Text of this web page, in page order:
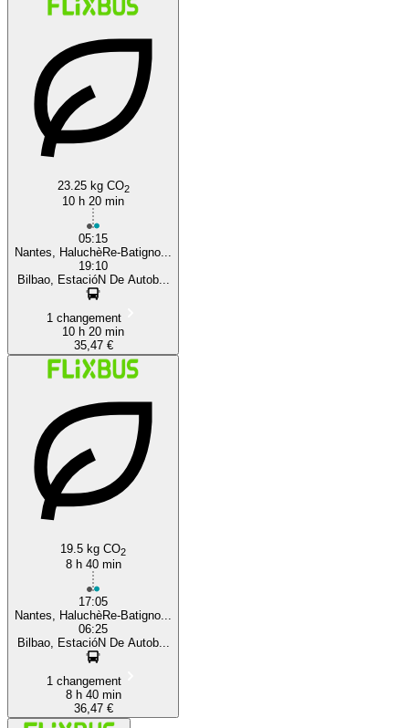
23.25 kg CO2
10 h 20 min
05:15
Nantes, HaluchèRe-Batigno...
19:10
Bilbao, EstacióN De Autob...
1 changement
10 h 20 min
35,47 €
19.5 kg CO2
8 h 40 min
17:05
Nantes, HaluchèRe-Batigno...
06:25
Bilbao, EstacióN De Autob...
1 changement
8 h 40 min
36,47 €